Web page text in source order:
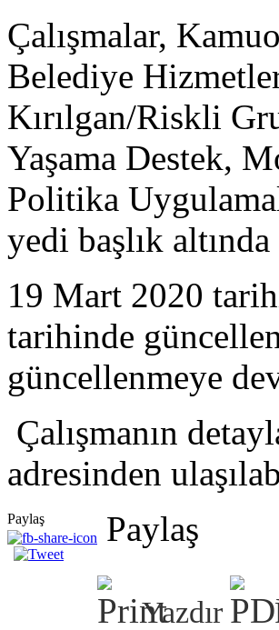
Çalışmalar,
Belediye
Kırılgan/Riskli
Yaşama Destek,
Politika
yedi başlık altında
19 Mart 2020
tarihinde
güncellenmeye
Çalışmanın
adresinden
Paylaş Paylaş
Yazdır